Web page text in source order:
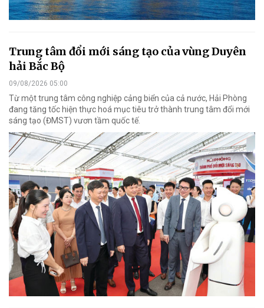
Trung tâm đổi mới sáng tạo của vùng Duyên
hải Bắc Bộ
09/08/2026 05:00
Từ một trung tâm công nghiệp cảng biển của cả nước, Hải Phòng
đang tăng tốc hiện thực hoá mục tiêu trở thành trung tâm đổi mới
sáng tạo (ĐMST) vươn tầm quốc tế.